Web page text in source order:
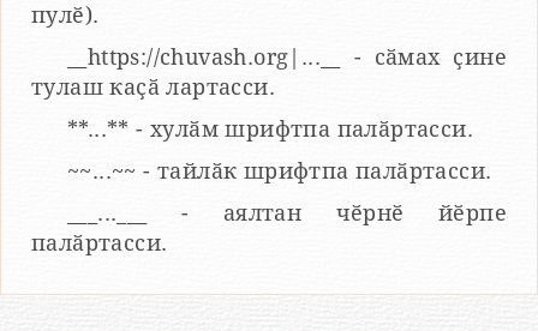
пулӗ).
__https://chuvash.org|...__ - сӑмах ҫине
тулаш каҫӑ лартасси.
**...** - хулӑм шрифтпа палӑртасси.
~~...~~ - тайлӑк шрифтпа палӑртасси.
___...___ - аялтан чӗрнӗ йӗрпе
палӑртасси.